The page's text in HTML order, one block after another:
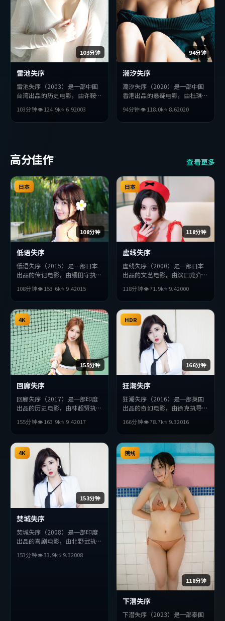
103分钟
雷池失序
雷池失序（2003）是一部中国
台湾出品的历史电影，由许鞍华
巩俐等主演。影片在叙事与视听
上力求突破，探讨人性与抉择，
103分钟👁124.9k⭐ 6.92003
94分钟
潮汐失序
潮汐失序（2020）是一部中国
香港出品的悬疑电影，由杜琪峰
等主演。影片在叙事与视听上力
求突破，探讨人性与抉择，节奏
94分钟👁118.0k⭐ 8.62020
高分佳作 查看更多
108分钟
日本
低语失序
低语失序（2015）是一部日本
出品的传记电影，由细田守执
演。影片在叙事与视听上力求突
破，探讨人性与抉择，节奏张弛
有度，适合喜欢该类型的观众完
整观看。
108分钟👁153.6k⭐ 9.42015
118分钟
日本
虚线失序
虚线失序（2000）是一部日本
出品的文艺电影，由滨口龙介执
演。影片在叙事与视听上力求突
破，探讨人性与抉择，节奏张弛
有度，适合喜欢该类型的观众完
整观看。
118分钟👁71.9k⭐ 9.42000
155分钟
4K
回廊失序
回廊失序（2017）是一部印度
出品的历史电影，由林超贤执
主演。影片在叙事与视听上力求
突破，探讨人性与抉择，节奏张
弛有度，适合喜欢该类型的观众
完整观看。
155分钟👁163.9k⭐ 9.42017
166分钟
HDR
狂潮失序
狂潮失序（2016）是一部英国
出品的奇幻电影，由徐克执导，
演。影片在叙事与视听上力求突
破，探讨人性与抉择，节奏张弛
有度，适合喜欢该类型的观众完
整观看。
166分钟👁78.7k⭐ 9.32016
153分钟
4K
焚城失序
焚城失序（2008）是一部印度
出品的喜剧电影，由北野武执
刘德华等主演。影片在叙事与视
153分钟👁33.9k⭐ 9.32008
118分钟
院线
下潜失序
下潜失序（2023）是一部泰国